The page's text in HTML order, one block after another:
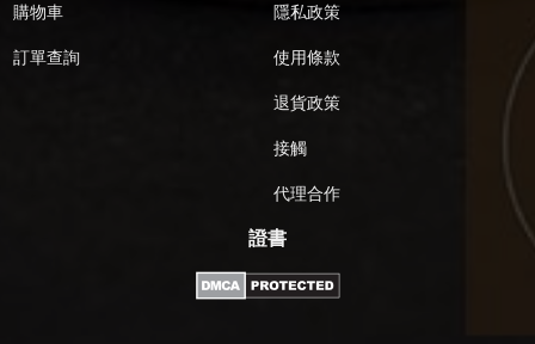
購物車
訂單查詢
隱私政策
使用條款
退貨政策
接觸
代理合作
證書